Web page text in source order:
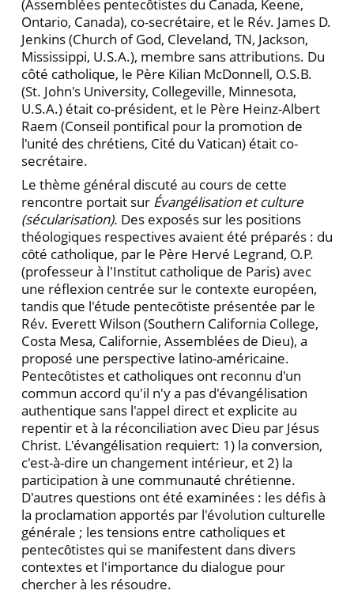
(Assemblées pentecȏtistes du Canada, Keene,
Ontario, Canada), co-secrétaire, et le Rév. James D.
Jenkins (Church of God, Cleveland, TN, Jackson,
Mississippi, U.S.A.), membre sans attributions. Du
côté catholique, le Père Kilian McDonnell, O.S.B.
(St. John's University, Collegeville, Minnesota,
U.S.A.) était co-président, et le Père Heinz-Albert
Raem (Conseil pontifical pour la promotion de
l'unité des chrétiens, Cité du Vatican) était co-
secrétaire.
Le thème général discuté au cours de cette
rencontre portait sur Évangélisation et culture
(sécularisation). Des exposés sur les positions
théologiques respectives avaient été préparés : du
cȏté catholique, par le Père Hervé Legrand, O.P.
(professeur à l'Institut catholique de Paris) avec
une réflexion centrée sur le contexte européen,
tandis que l'étude pentecȏtiste présentée par le
Rév. Everett Wilson (Southern California College,
Costa Mesa, Californie, Assemblées de Dieu), a
proposé une perspective latino-américaine.
Pentecȏtistes et catholiques ont reconnu d'un
commun accord qu'il n'y a pas d'évangélisation
authentique sans l'appel direct et explicite au
repentir et à la réconciliation avec Dieu par Jésus
Christ. L'évangélisation requiert: 1) la conversion,
c'est-à-dire un changement intérieur, et 2) la
participation à une communauté chrétienne.
D'autres questions ont été examinées : les défis à
la proclamation apportés par l'évolution culturelle
générale ; les tensions entre catholiques et
pentecȏtistes qui se manifestent dans divers
contextes et l'importance du dialogue pour
chercher à les résoudre.